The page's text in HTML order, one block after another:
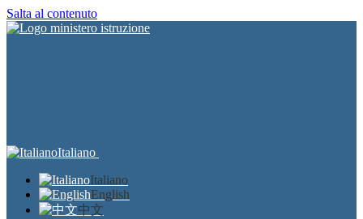
Salta al contenuto
Italiano
Italiano
English
中文